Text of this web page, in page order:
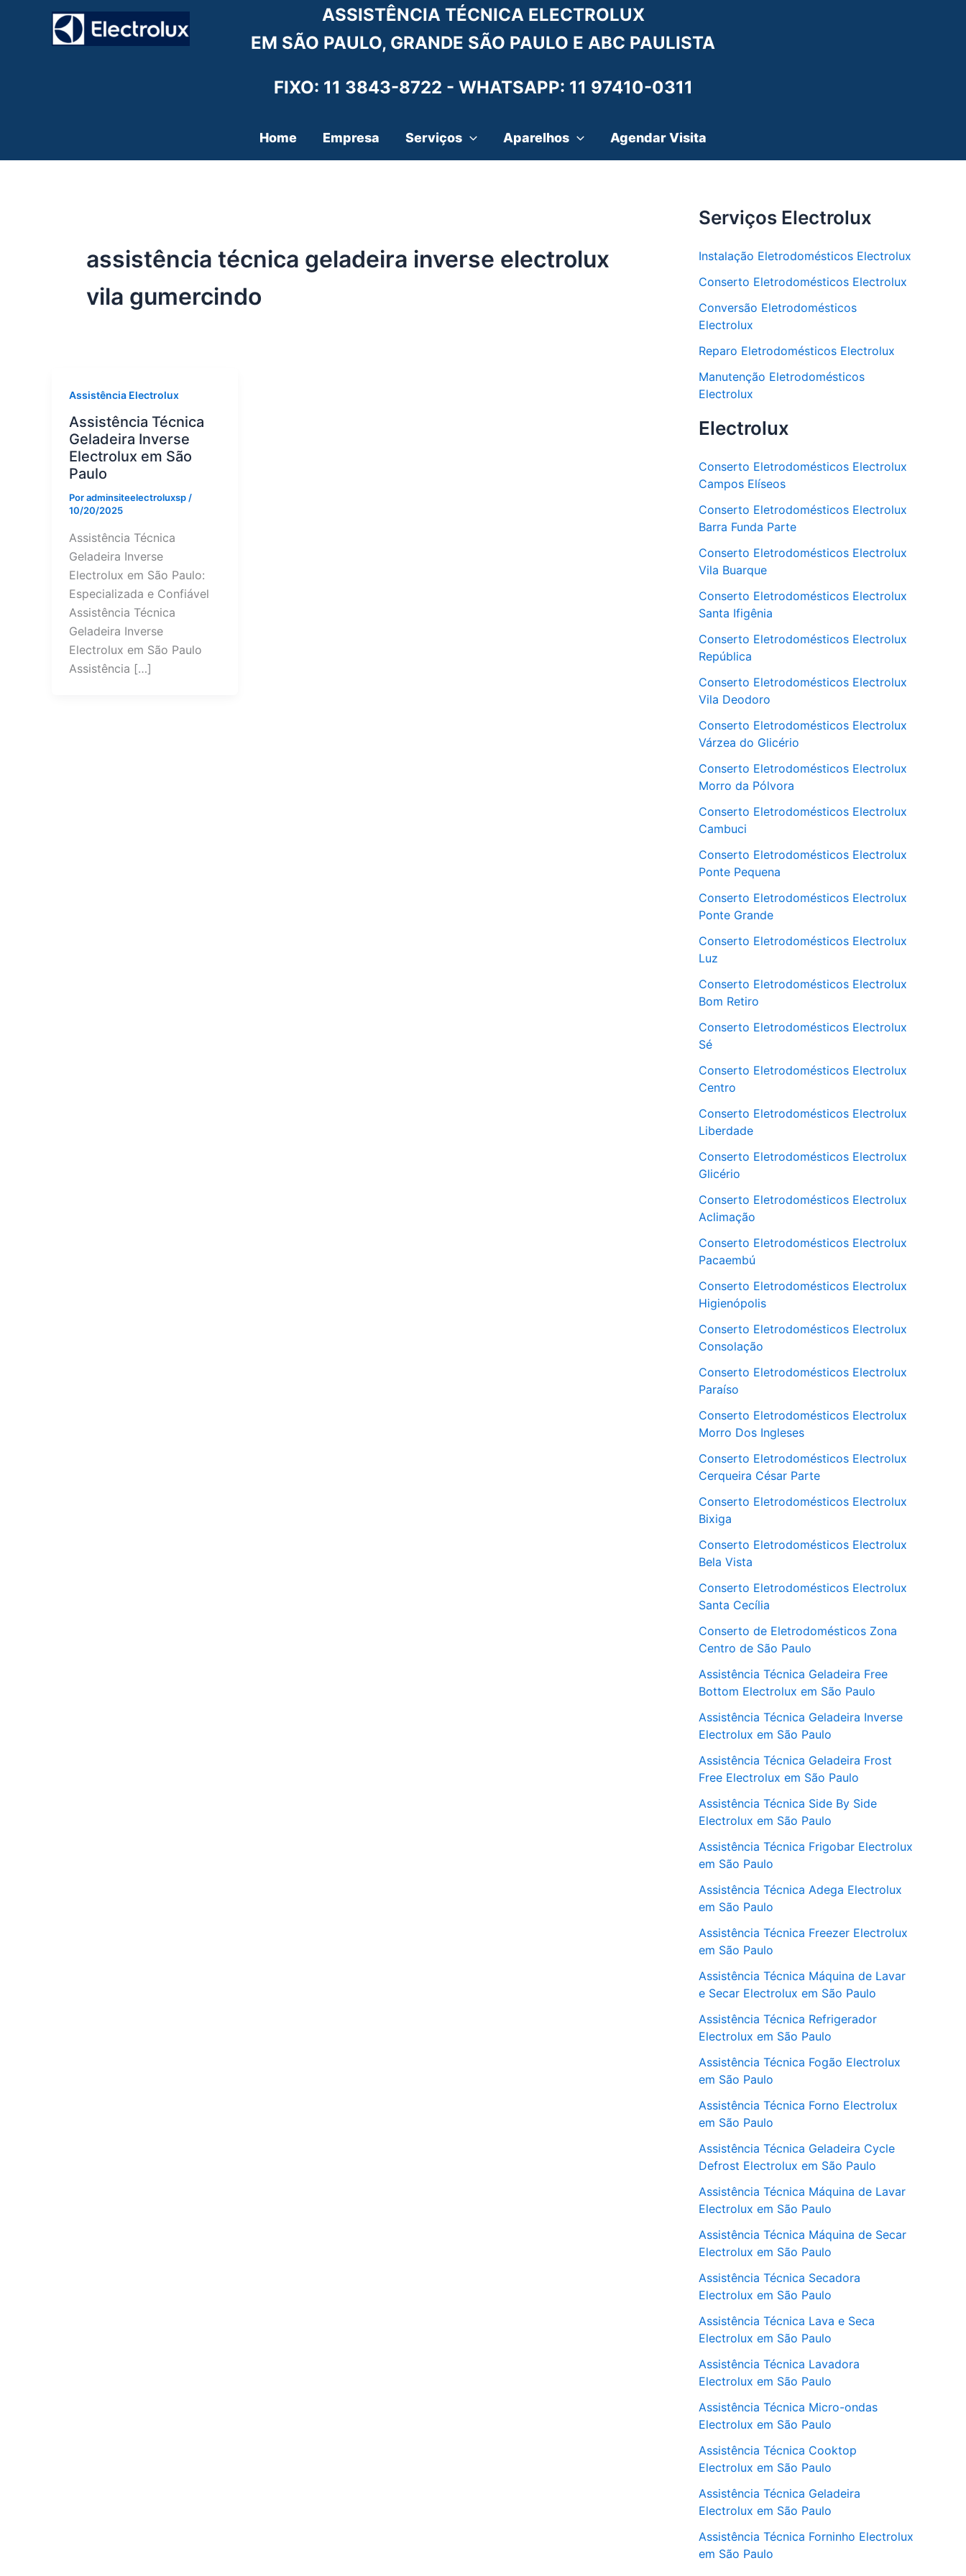
ASSISTÊNCIA TÉCNICA ELECTROLUX
EM SÃO PAULO, GRANDE SÃO PAULO E ABC PAULISTA
FIXO: 11 3843-8722 - WHATSAPP: 11 97410-0311
Home Empresa Serviços Aparelhos Agendar Visita
assistência técnica geladeira inverse electrolux
vila gumercindo
Assistência Electrolux
Assistência Técnica
Geladeira Inverse
Electrolux em São
Paulo
Poradminsiteelectroluxsp /
10/20/2025
Assistência Técnica
Geladeira Inverse
Electrolux em São Paulo:
Especializada e Confiável
Assistência Técnica
Geladeira Inverse
Electrolux em São Paulo
Assistência […]
Serviços Electrolux
Instalação Eletrodomésticos Electrolux
Conserto Eletrodomésticos Electrolux
Conversão Eletrodomésticos
Electrolux
Reparo Eletrodomésticos Electrolux
Manutenção Eletrodomésticos
Electrolux
Electrolux
Conserto Eletrodomésticos Electrolux
Campos Elíseos
Conserto Eletrodomésticos Electrolux
Barra Funda Parte
Conserto Eletrodomésticos Electrolux
Vila Buarque
Conserto Eletrodomésticos Electrolux
Santa Ifigênia
Conserto Eletrodomésticos Electrolux
República
Conserto Eletrodomésticos Electrolux
Vila Deodoro
Conserto Eletrodomésticos Electrolux
Várzea do Glicério
Conserto Eletrodomésticos Electrolux
Morro da Pólvora
Conserto Eletrodomésticos Electrolux
Cambuci
Conserto Eletrodomésticos Electrolux
Ponte Pequena
Conserto Eletrodomésticos Electrolux
Ponte Grande
Conserto Eletrodomésticos Electrolux
Luz
Conserto Eletrodomésticos Electrolux
Bom Retiro
Conserto Eletrodomésticos Electrolux
Sé
Conserto Eletrodomésticos Electrolux
Centro
Conserto Eletrodomésticos Electrolux
Liberdade
Conserto Eletrodomésticos Electrolux
Glicério
Conserto Eletrodomésticos Electrolux
Aclimação
Conserto Eletrodomésticos Electrolux
Pacaembú
Conserto Eletrodomésticos Electrolux
Higienópolis
Conserto Eletrodomésticos Electrolux
Consolação
Conserto Eletrodomésticos Electrolux
Paraíso
Conserto Eletrodomésticos Electrolux
Morro Dos Ingleses
Conserto Eletrodomésticos Electrolux
Cerqueira César Parte
Conserto Eletrodomésticos Electrolux
Bixiga
Conserto Eletrodomésticos Electrolux
Bela Vista
Conserto Eletrodomésticos Electrolux
Santa Cecília
Conserto de Eletrodomésticos Zona
Centro de São Paulo
Assistência Técnica Geladeira Free
Bottom Electrolux em São Paulo
Assistência Técnica Geladeira Inverse
Electrolux em São Paulo
Assistência Técnica Geladeira Frost
Free Electrolux em São Paulo
Assistência Técnica Side By Side
Electrolux em São Paulo
Assistência Técnica Frigobar Electrolux
em São Paulo
Assistência Técnica Adega Electrolux
em São Paulo
Assistência Técnica Freezer Electrolux
em São Paulo
Assistência Técnica Máquina de Lavar
e Secar Electrolux em São Paulo
Assistência Técnica Refrigerador
Electrolux em São Paulo
Assistência Técnica Fogão Electrolux
em São Paulo
Assistência Técnica Forno Electrolux
em São Paulo
Assistência Técnica Geladeira Cycle
Defrost Electrolux em São Paulo
Assistência Técnica Máquina de Lavar
Electrolux em São Paulo
Assistência Técnica Máquina de Secar
Electrolux em São Paulo
Assistência Técnica Secadora
Electrolux em São Paulo
Assistência Técnica Lava e Seca
Electrolux em São Paulo
Assistência Técnica Lavadora
Electrolux em São Paulo
Assistência Técnica Micro-ondas
Electrolux em São Paulo
Assistência Técnica Cooktop
Electrolux em São Paulo
Assistência Técnica Geladeira
Electrolux em São Paulo
Assistência Técnica Forninho Electrolux
em São Paulo